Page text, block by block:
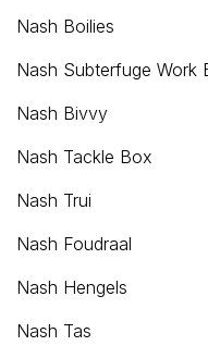
Nash Boilies
Nash Subterfuge Work
Nash Bivvy
Nash Tackle Box
Nash Trui
Nash Foudraal
Nash Hengels
Nash Tas